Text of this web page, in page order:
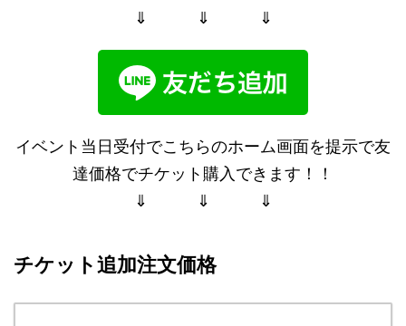
⇓ ⇓ ⇓
イベント当日受付でこちらのホーム画面を提示で友
達価格でチケット購入できます！！
⇓ ⇓ ⇓
チケット追加注文価格